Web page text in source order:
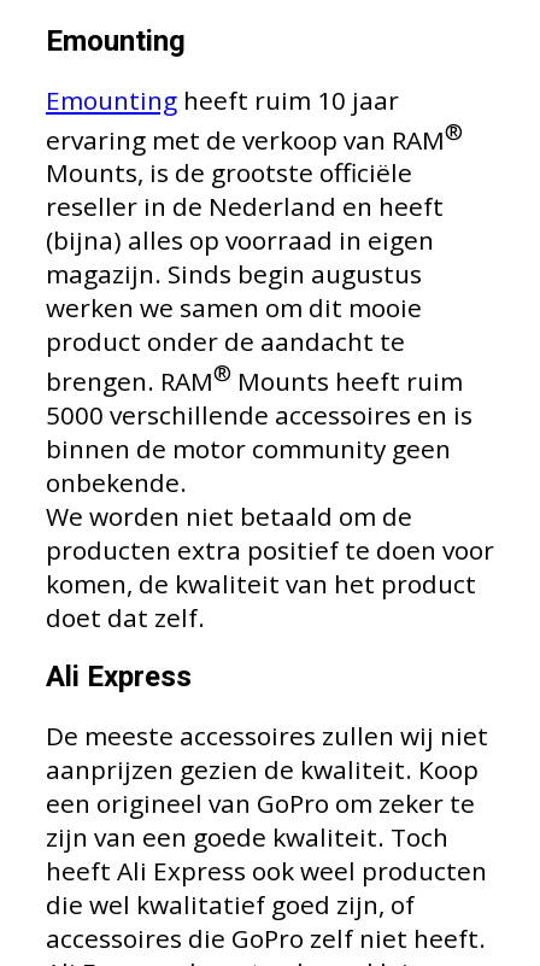
Emounting
Emounting heeft ruim 10 jaar
ervaring met de verkoop van RAM®
Mounts, is de grootste officiële
reseller in de Nederland en heeft
(bijna) alles op voorraad in eigen
magazijn. Sinds begin augustus
werken we samen om dit mooie
product onder de aandacht te
brengen. RAM® Mounts heeft ruim
5000 verschillende accessoires en is
binnen de motor community geen
onbekende.
We worden niet betaald om de
producten extra positief te doen voor
komen, de kwaliteit van het product
doet dat zelf.
Ali Express
De meeste accessoires zullen wij niet
aanprijzen gezien de kwaliteit. Koop
een origineel van GoPro om zeker te
zijn van een goede kwaliteit. Toch
heeft Ali Express ook weel producten
die wel kwalitatief goed zijn, of
accessoires die GoPro zelf niet heeft.